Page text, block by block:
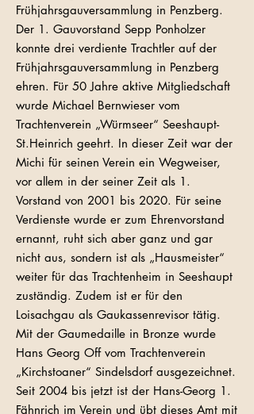
Frühjahrsgauversammlung in Penzberg.
Der 1. Gauvorstand Sepp Ponholzer
konnte drei verdiente Trachtler auf der
Frühjahrsgauversammlung in Penzberg
ehren. Für 50 Jahre aktive Mitgliedschaft
wurde Michael Bernwieser vom
Trachtenverein „Würmseer“ Seeshaupt-
St.Heinrich geehrt. In dieser Zeit war der
Michi für seinen Verein ein Wegweiser,
vor allem in der seiner Zeit als 1.
Vorstand von 2001 bis 2020. Für seine
Verdienste wurde er zum Ehrenvorstand
ernannt, ruht sich aber ganz und gar
nicht aus, sondern ist als „Hausmeister“
weiter für das Trachtenheim in Seeshaupt
zuständig. Zudem ist er für den
Loisachgau als Gaukassenrevisor tätig.
Mit der Gaumedaille in Bronze wurde
Hans Georg Off vom Trachtenverein
„Kirchstoaner“ Sindelsdorf ausgezeichnet.
Seit 2004 bis jetzt ist der Hans-Georg 1.
Fähnrich im Verein und übt dieses Amt mit